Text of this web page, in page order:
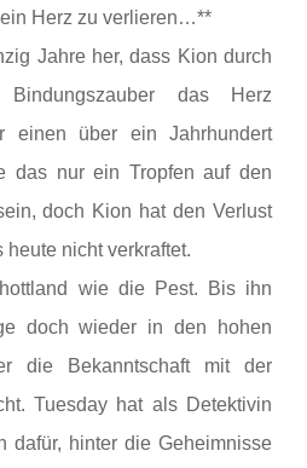
Herz zu verlieren…**
Jahre her, dass Kion durch
das Herz
einen über ein Jahrhundert
das nur ein Tropfen auf den
doch Kion hat den Verlust
nicht verkraftet.
wie die Pest. Bis ihn
doch wieder in den hohen
die Bekanntschaft mit der
Tuesday hat als Detektivin
dafür, hinter die Geheimnisse